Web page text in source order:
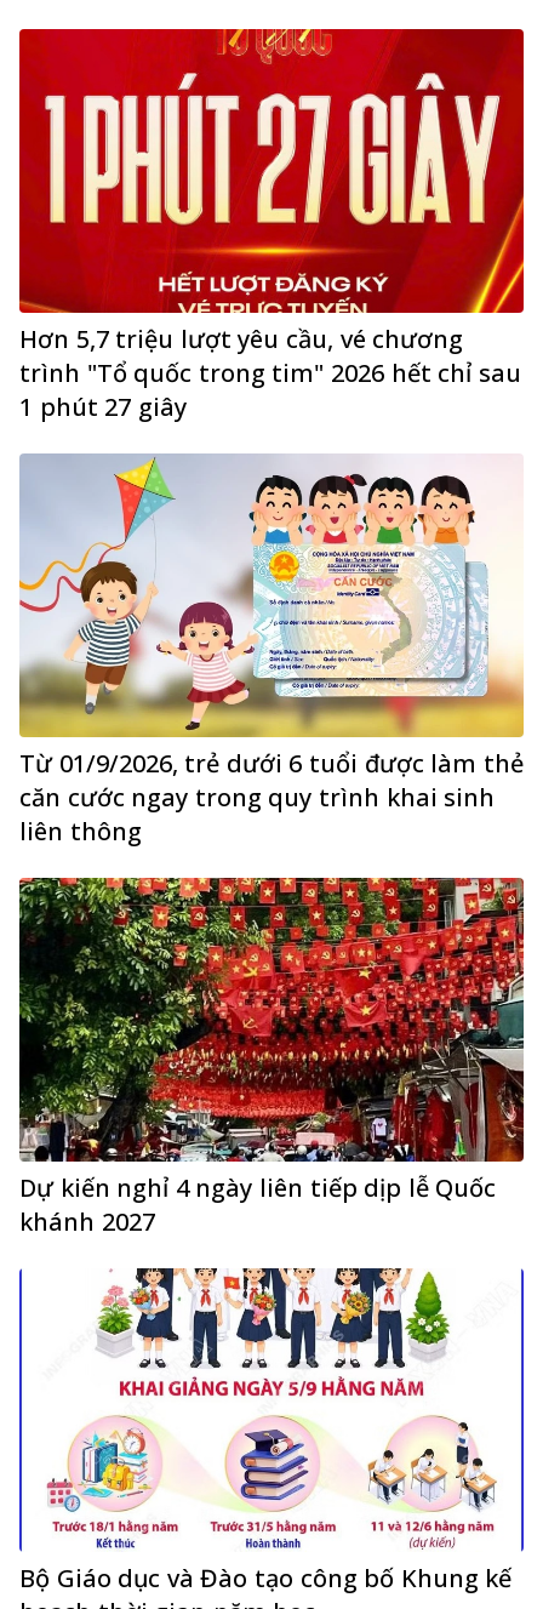
Hơn 5,7 triệu lượt yêu cầu, vé chương
trình "Tổ quốc trong tim" 2026 hết chỉ sau
1 phút 27 giây
Từ 01/9/2026, trẻ dưới 6 tuổi được làm thẻ
căn cước ngay trong quy trình khai sinh
liên thông
Dự kiến nghỉ 4 ngày liên tiếp dịp lễ Quốc
khánh 2027
Bộ Giáo dục và Đào tạo công bố Khung kế